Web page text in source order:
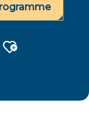
Ajouter aux